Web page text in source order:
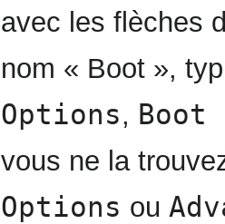
avec les flèches
nom « Boot »,
Options, Boot
vous ne la
Options ou